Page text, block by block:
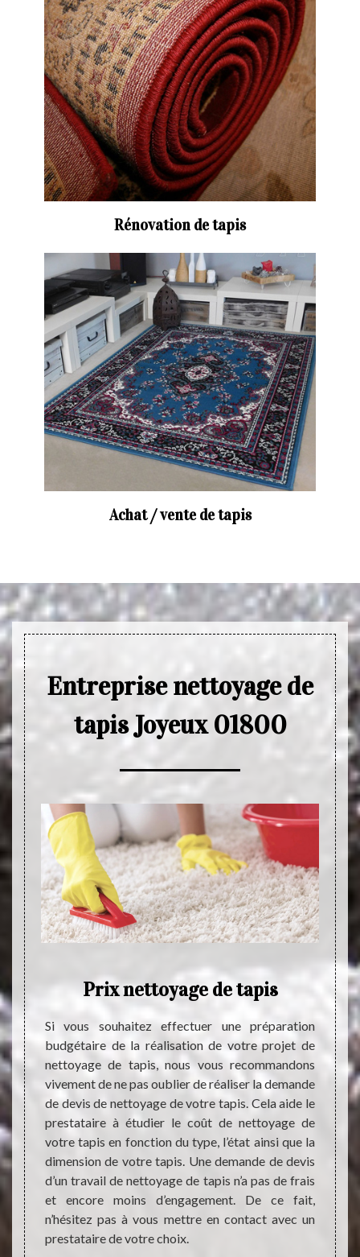
Rénovation de tapis
Achat / vente de tapis
Entreprise nettoyage de
tapis Joyeux 01800
en
?
de
de
peut
peut
des
de
offrir
Prix nettoyage de tapis
Si vous souhaitez effectuer une préparation
budgétaire de la réalisation de votre projet de
nettoyage de tapis, nous vous recommandons
vivement de ne pas oublier de réaliser la demande
de devis de nettoyage de votre tapis. Cela aide le
prestataire à étudier le coût de nettoyage de
votre tapis en fonction du type, l’état ainsi que la
dimension de votre tapis. Une demande de devis
d’un travail de nettoyage de tapis n’a pas de frais
et encore moins d’engagement. De ce fait,
n’hésitez pas à vous mettre en contact avec un
prestataire de votre choix.
Le
être
sûr
la